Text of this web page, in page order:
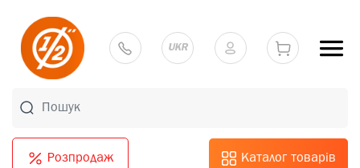
Розпродаж Каталог товарів
UKR